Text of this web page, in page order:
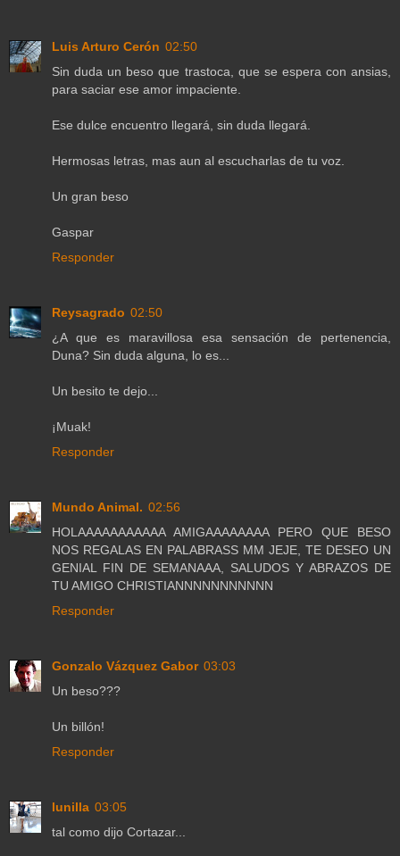
Luis Arturo Cerón 02:50
Sin duda un beso que trastoca, que se espera con ansias,
para saciar ese amor impaciente.
Ese dulce encuentro llegará, sin duda llegará.
Hermosas letras, mas aun al escucharlas de tu voz.
Un gran beso
Gaspar
Responder
Reysagrado 02:50
¿A que es maravillosa esa sensación de pertenencia,
Duna? Sin duda alguna, lo es...
Un besito te dejo...
¡Muak!
Responder
Mundo Animal. 02:56
HOLAAAAAAAAAAA AMIGAAAAAAAA PERO QUE BESO
NOS REGALAS EN PALABRASS MM JEJE, TE DESEO UN
GENIAL FIN DE SEMANAAA, SALUDOS Y ABRAZOS DE
TU AMIGO CHRISTIANNNNNNNNNNN
Responder
Gonzalo Vázquez Gabor 03:03
Un beso???
Un billón!
Responder
lunilla 03:05
tal como dijo Cortazar...